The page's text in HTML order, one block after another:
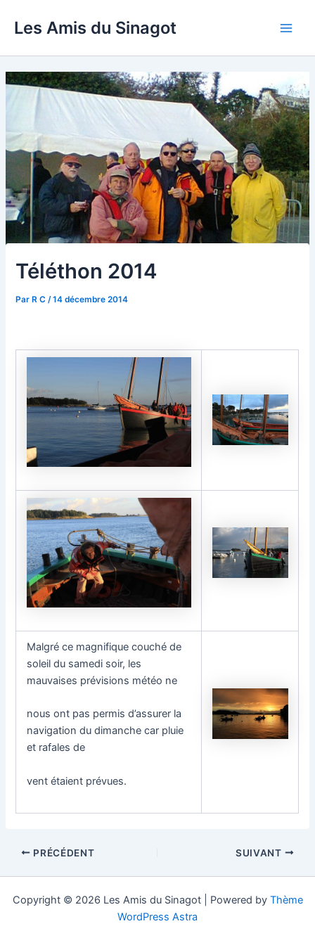
Les Amis du Sinagot
Téléthon 2014
Par R C/14 décembre 2014
Malgré ce magnifique couché de
soleil du samedi soir, les
mauvaises prévisions météo ne
nous ont pas permis d’assurer la
navigation du dimanche car pluie
et rafales de
vent étaient prévues.
NavigationPRÉCÉDENT SUIVANT
Copyright © 2026 Les Amis du Sinagot | Powered by Thème
WordPress Astra